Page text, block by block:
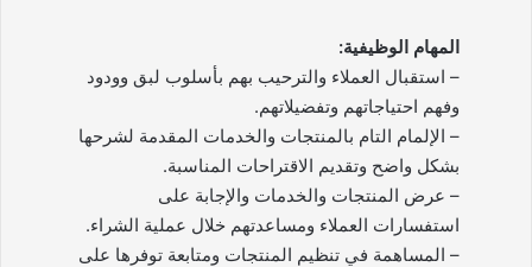
المهام الوظيفية:
– استقبال العملاء والترحيب بهم بأسلوب لبق وودود
وفهم احتياجاتهم وتفضيلاتهم.
– الإلمام التام بالمنتجات والخدمات المقدمة لشرحها
بشكل واضح وتقديم الاقتراحات المناسبة.
– عرض المنتجات والخدمات والإجابة على
استفسارات العملاء ومساعدتهم خلال عملية الشراء.
– المساهمة في تنظيم المنتجات ومتابعة توفرها على